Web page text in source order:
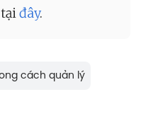
đây.
cách quản lý